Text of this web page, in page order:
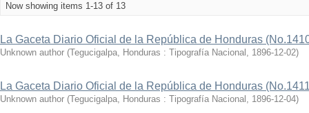
Now showing items 1-13 of 13
La Gaceta Diario Oficial de la República de Honduras
Unknown author (Tegucigalpa, Honduras : Tipografía Nacional , 1896-12-02)
La Gaceta Diario Oficial de la República de Honduras
Unknown author (Tegucigalpa, Honduras : Tipografía Nacional , 1896-12-04)